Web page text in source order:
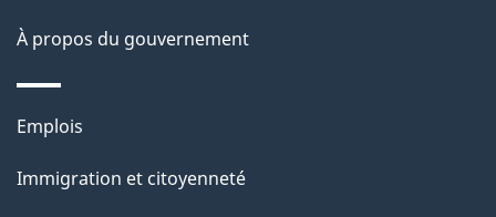
n
s
u
r
c
À propos du gouvernement
Thèmes
sujets
Emplois
Immigration et citoyenneté